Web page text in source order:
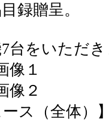
録贈呈。
台をいただ
ース（全体）